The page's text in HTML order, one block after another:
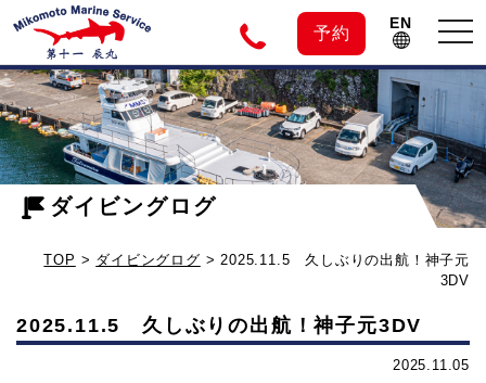
予約
EN
神
子
元
の
2025.11.5
久
し
航！
ダイビングログ
TOP > ダイビングログ >2025.11.5 久しぶりの出航！神子元
3DV
2025.11.5 久しぶりの出航！神子元3DV
2025.11.05